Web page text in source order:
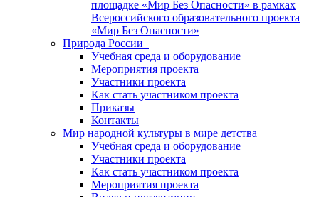
площадке «Мир Без Опасности» в рамках
Всероссийского образовательного проекта
«Мир Без Опасности»
Природа России
Учебная среда и оборудование
Мероприятия проекта
Участники проекта
Как стать участником проекта
Приказы
Контакты
Мир народной культуры в мире детства
Учебная среда и оборудование
Участники проекта
Как стать участником проекта
Мероприятия проекта